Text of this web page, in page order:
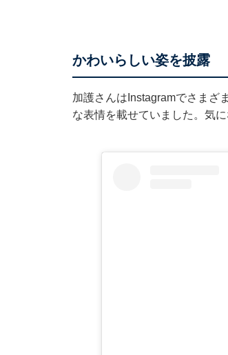
かわいらしい姿を披露
加護さんはInstagramでさまざ
な表情を載せていました。気